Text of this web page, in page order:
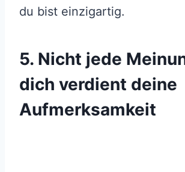
du bist einzigartig.
5. Nicht jede
dich verdient deine
Aufmerksamkeit